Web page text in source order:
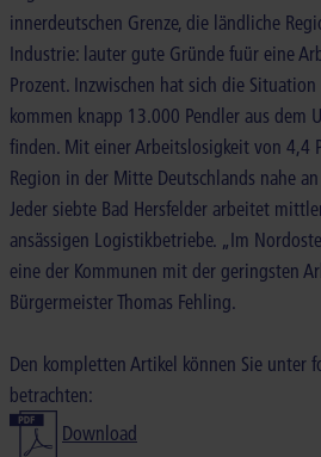
innerdeutschen Grenze, die ländliche
Industrie: lauter gute Gründe fuür eine
Prozent. Inzwischen hat sich die
kommen knapp 13.000 Pendler aus dem
finden. Mit einer Arbeitslosigkeit von 4,4
Region in der Mitte Deutschlands nahe
Jeder siebte Bad Hersfelder arbeitet
ansässigen Logistikbetriebe. „Im
eine der Kommunen mit der geringsten
Bürgermeister Thomas Fehling.
Den kompletten Artikel können Sie unter
betrachten:
Download